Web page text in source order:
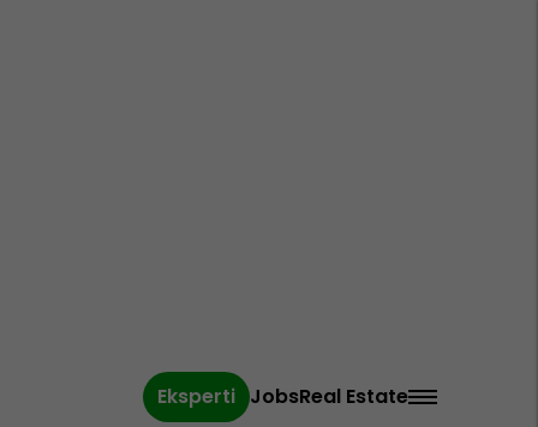
Eksperti JobsReal Estate